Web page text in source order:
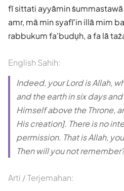
fī sittati ayyāmin
amr, mā min syafī'in illā mim
rabbukum fa'budụh, a fa lā
English Sahih:
Indeed, your Lord is Allah,
and the earth in six days
Himself above the Throne,
His creation]. There is no
permission. That is Allah,
Then will you not
Arti / Terjemahan: